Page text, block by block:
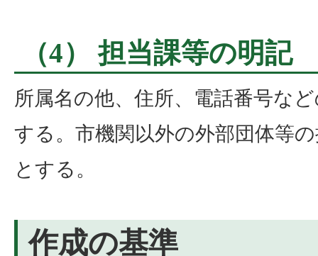
（4） 担当課等の明記
所属名の他、住所、電話番号な
する。市機関以外の外部団体等
とする。
作成の基準